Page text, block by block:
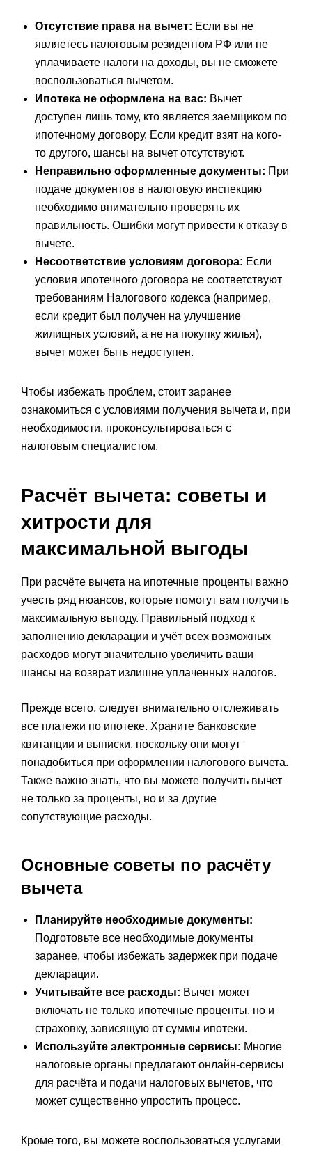
Отсутствие права на вычет: Если вы не
являетесь налоговым резидентом РФ или не
уплачиваете налоги на доходы, вы не сможете
воспользоваться вычетом.
Ипотека не оформлена на вас: Вычет
доступен лишь тому, кто является заемщиком по
ипотечному договору. Если кредит взят на кого-
то другого, шансы на вычет отсутствуют.
Неправильно оформленные документы: При
подаче документов в налоговую инспекцию
необходимо внимательно проверять их
правильность. Ошибки могут привести к отказу в
вычете.
Несоответствие условиям договора: Если
условия ипотечного договора не соответствуют
требованиям Налогового кодекса (например,
если кредит был получен на улучшение
жилищных условий, а не на покупку жилья),
вычет может быть недоступен.
Чтобы избежать проблем, стоит заранее
ознакомиться с условиями получения вычета и, при
необходимости, проконсультироваться с
налоговым специалистом.
Расчёт вычета: советы и
хитрости для
максимальной выгоды
При расчёте вычета на ипотечные проценты важно
учесть ряд нюансов, которые помогут вам получить
максимальную выгоду. Правильный подход к
заполнению декларации и учёт всех возможных
расходов могут значительно увеличить ваши
шансы на возврат излишне уплаченных налогов.
Прежде всего, следует внимательно отслеживать
все платежи по ипотеке. Храните банковские
квитанции и выписки, поскольку они могут
понадобиться при оформлении налогового вычета.
Также важно знать, что вы можете получить вычет
не только за проценты, но и за другие
сопутствующие расходы.
Основные советы по расчёту
вычета
Планируйте необходимые документы:
Подготовьте все необходимые документы
заранее, чтобы избежать задержек при подаче
декларации.
Учитывайте все расходы: Вычет может
включать не только ипотечные проценты, но и
страховку, зависящую от суммы ипотеки.
Используйте электронные сервисы: Многие
налоговые органы предлагают онлайн-сервисы
для расчёта и подачи налоговых вычетов, что
может существенно упростить процесс.
Кроме того, вы можете воспользоваться услугами